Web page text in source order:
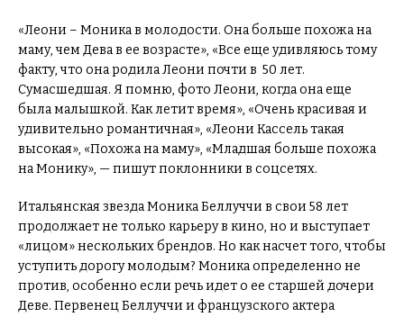
«Леони – Моника в молодости. Она больше похожа на
маму, чем Дева в ее возрасте», «Все еще удивляюсь тому
факту, что она родила Леони почти в 50 лет.
Сумасшедшая. Я помню, фото Леони, когда она еще
была малышкой. Как летит время», «Очень красивая и
удивительно романтичная», «Леони Кассель такая
высокая», «Похожа на маму», «Младшая больше похожа
на Монику», — пишут поклонники в соцсетях.
Итальянская звезда Моника Беллуччи в свои 58 лет
продолжает не только карьеру в кино, но и выступает
«лицом» нескольких брендов. Но как насчет того, чтобы
уступить дорогу молодым? Моника определенно не
против, особенно если речь идет о ее старшей дочери
Деве. Первенец Беллуччи и французского актера